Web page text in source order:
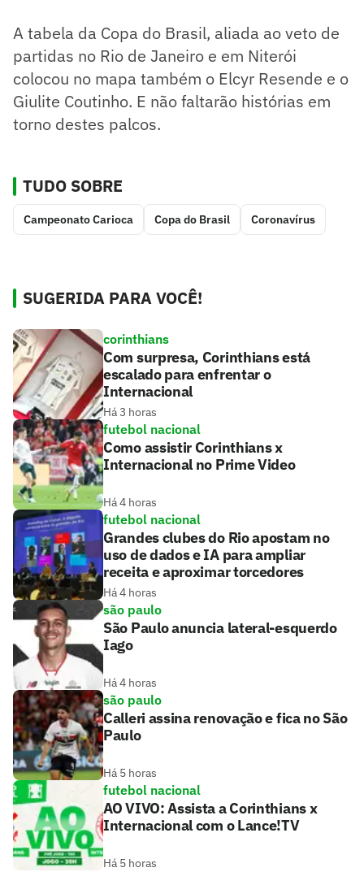
A tabela da Copa do Brasil, aliada ao veto de
partidas no Rio de Janeiro e em Niterói
colocou no mapa também o Elcyr Resende e o
Giulite Coutinho. E não faltarão histórias em
torno destes palcos.
TUDO SOBRE
Campeonato Carioca Copa do Brasil Coronavírus
SUGERIDA PARA VOCÊ!
corinthians
Com surpresa, Corinthians está
escalado para enfrentar o
Internacional
Há 3 horas
futebol nacional
Como assistir Corinthians x
Internacional no Prime Video
Há 4 horas
futebol nacional
Grandes clubes do Rio apostam no
uso de dados e IA para ampliar
receita e aproximar torcedores
Há 4 horas
são paulo
São Paulo anuncia lateral-esquerdo
Iago
Há 4 horas
são paulo
Calleri assina renovação e fica no São
Paulo
Há 5 horas
futebol nacional
AO VIVO: Assista a Corinthians x
Internacional com o Lance!TV
Há 5 horas